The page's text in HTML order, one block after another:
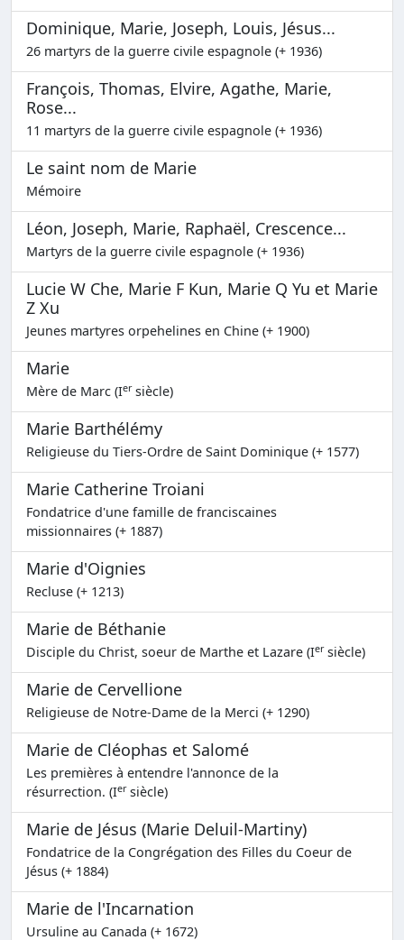
Dominique, Marie, Joseph, Louis, Jésus...
26 martyrs de la guerre civile espagnole (+ 1936)
François, Thomas, Elvire, Agathe, Marie,
Rose...
11 martyrs de la guerre civile espagnole (+ 1936)
Le saint nom de Marie
Mémoire
Léon, Joseph, Marie, Raphaël, Crescence...
Martyrs de la guerre civile espagnole (+ 1936)
Lucie W Che, Marie F Kun, Marie Q Yu et Marie
Z Xu
Jeunes martyres orpehelines en Chine (+ 1900)
Marie
Mère de Marc (Iersiècle)
Marie Barthélémy
Religieuse du Tiers-Ordre de Saint Dominique (+ 1577)
Marie Catherine Troiani
Fondatrice d'une famille de franciscaines
missionnaires (+ 1887)
Marie d'Oignies
Recluse (+ 1213)
Marie de Béthanie
Disciple du Christ, soeur de Marthe et Lazare (Iersiècle)
Marie de Cervellione
Religieuse de Notre-Dame de la Merci (+ 1290)
Marie de Cléophas et Salomé
Les premières à entendre l'annonce de la
résurrection. (Iersiècle)
Marie de Jésus (Marie Deluil-Martiny)
Fondatrice de la Congrégation des Filles du Coeur de
Jésus (+ 1884)
Marie de l'Incarnation
Ursuline au Canada (+ 1672)